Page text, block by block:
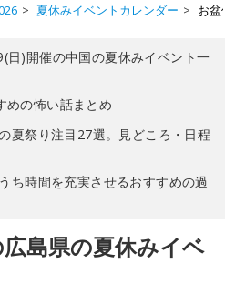
夏休みイベントカレンダー お盆
日)開催の中国の夏休みイベント一
めの怖い話まとめ
夏祭り注目27選。見どころ・日程
ち時間を充実させるおすすめの過
島県の夏休みイベ